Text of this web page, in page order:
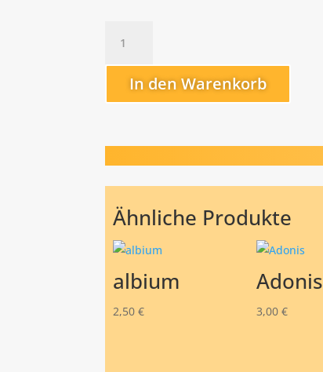
Menge
In den Warenkorb
Ähnliche Produkte
albium
2,50€
Adonis
3,00 €